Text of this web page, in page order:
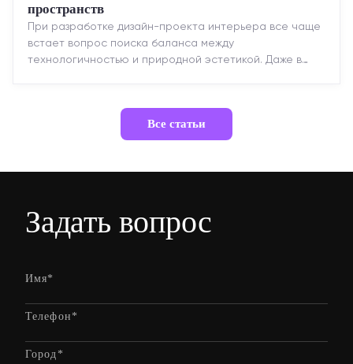
пространств
При разработке дизайн-проекта интерьера все чаще
встает вопрос поиска баланса между
технологичностью и природной эстетикой. Даже в
Все статьи
Задать вопрос